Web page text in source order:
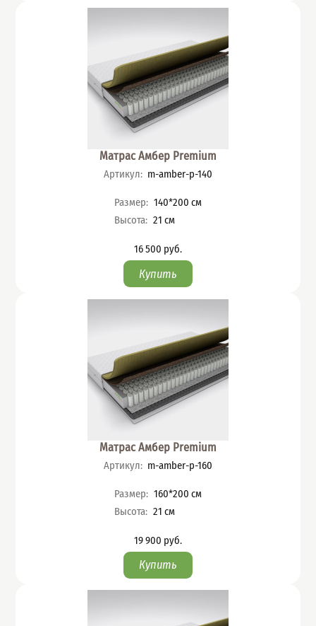
Матрас Амбер Premium
Артикул: m-amber-p-140
Характеристики
Размер: 140*200 см
Высота: 21 см
Цена
16 500 руб.
Матрас Амбер Premium
Артикул: m-amber-p-160
Характеристики
Размер: 160*200 см
Высота: 21 см
Цена
19 900 руб.